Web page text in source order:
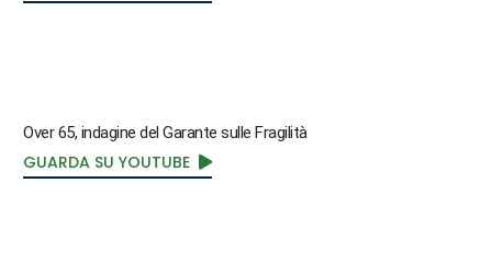
Over 65, indagine del Garante sulle Fragilità
GUARDA SU YOUTUBE